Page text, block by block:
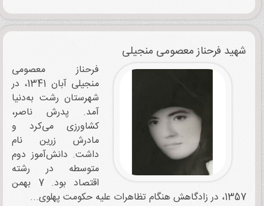
شهید فرحناز معصومی منجیلی
فرحناز معصومی
منجیلی آبان 1341، در
شهرستان رشت به‌دنیا
آمد. پدرش ناصر،
کشاورزی می‌کرد و
مادرش زرین نام
داشت. دانش‌آموز دوم
متوسطه در رشته
اقتصاد بود. 7 بهمن
1357، در زادگاهش هنگام تظاهرات علیه حکومت پهلوی...